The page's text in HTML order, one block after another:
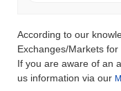
According to our
Exchanges/Markets
If you are aware of an
us information via our